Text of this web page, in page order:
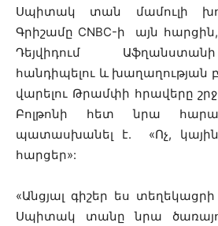
Սպիտակ տան մամուլի
Գրիշամը CNBC-ի այն
Դեյվիդում
հանդիպելու և խաղաղության
վարելու Թրամփի հրավերը
Բոլթոնի հետ նրա
պատասխանել է. «Ոչ,
հարցեր»:
«Անցյալ գիշեր ես
Սպիտակ տանը նրա